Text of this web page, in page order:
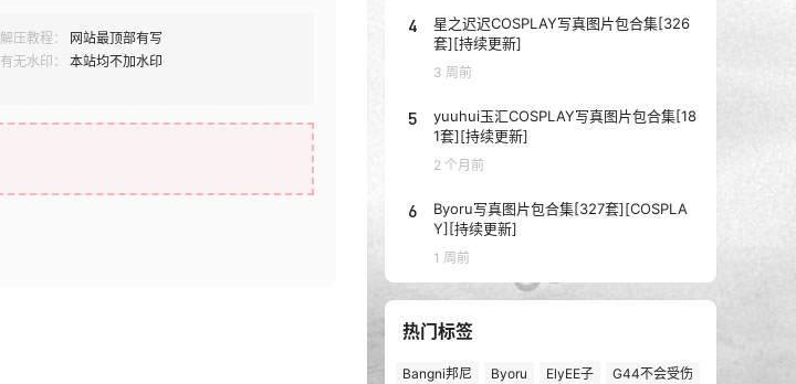
解压教程：
网站最顶部有写
有无水印：
本站均不加水印
4
星之迟迟COSPLAY写真图片包合集[326
套][持续更新]
3 周前
5
yuuhui玉汇COSPLAY写真图片包合集[18
1套][持续更新]
2 个月前
6
Byoru写真图片包合集[327套][COSPLA
Y][持续更新]
1 周前
热门标签
Bangni邦尼 Byoru ElyEE子
G44不会受伤